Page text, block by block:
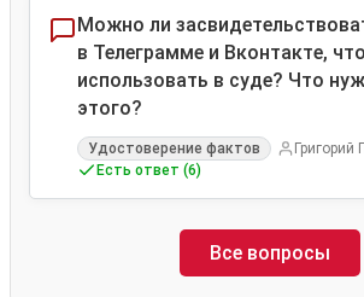
Можно ли
в Телеграмме и Вконтакте,
использовать в суде? Что
этого?
Удостоверение фактов Григорий
Есть ответ (6)
Все вопросы